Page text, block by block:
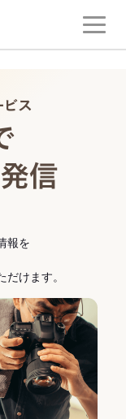
報を
けます。